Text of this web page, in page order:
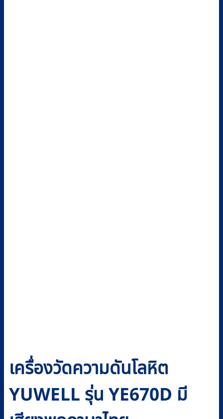
เครื่องวัดความดันโลหิต
YUWELL รุ่น YE670D มี